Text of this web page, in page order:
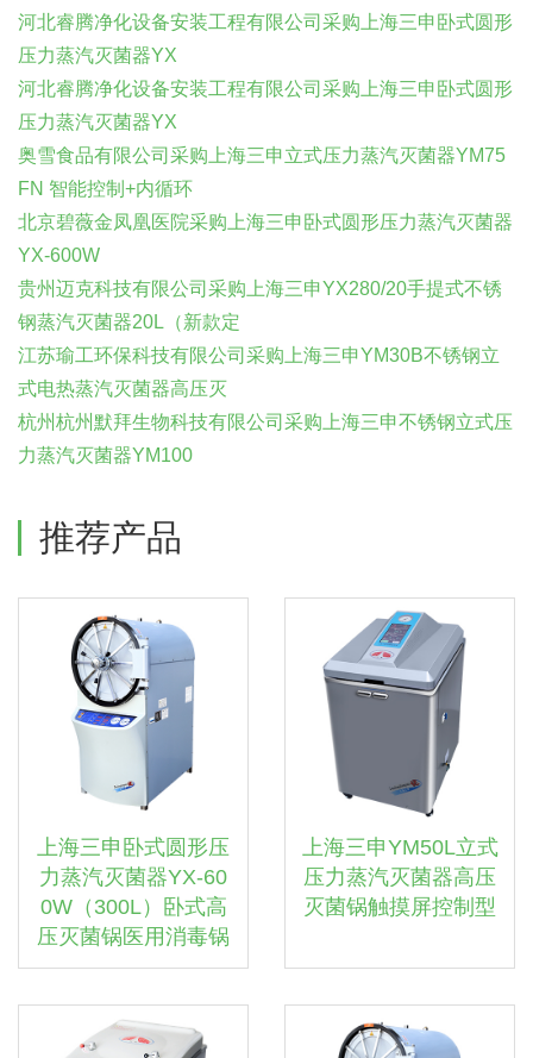
河北睿腾净化设备安装工程有限公司采购上海三申卧式圆形
压力蒸汽灭菌器YX
河北睿腾净化设备安装工程有限公司采购上海三申卧式圆形
压力蒸汽灭菌器YX
奥雪食品有限公司采购上海三申立式压力蒸汽灭菌器YM75
FN 智能控制+内循环
北京碧薇金凤凰医院采购上海三申卧式圆形压力蒸汽灭菌器
YX-600W
贵州迈克科技有限公司采购上海三申YX280/20手提式不锈
钢蒸汽灭菌器20L（新款定
江苏瑜工环保科技有限公司采购上海三申YM30B不锈钢立
式电热蒸汽灭菌器高压灭
杭州杭州默拜生物科技有限公司采购上海三申不锈钢立式压
力蒸汽灭菌器YM100
推荐产品
上海三申卧式圆形压
力蒸汽灭菌器YX-60
0W（300L）卧式高
压灭菌锅医用消毒锅
上海三申YM50L立式
压力蒸汽灭菌器高压
灭菌锅触摸屏控制型